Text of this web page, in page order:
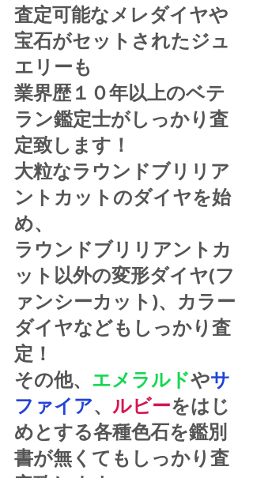
査定可能なメレダイヤや
宝石がセットされたジュ
エリーも
業界歴１０年以上のベテ
ラン鑑定士がしっかり査
定致します！
大粒なラウンドブリリア
ントカットのダイヤを始
め、
ラウンドブリリアントカ
ット以外の変形ダイヤ(フ
ァンシーカット)、カラー
ダイヤなどもしっかり査
定！
その他、 エメラルドやサ
ファイア、 ルビーをはじ
めとする各種色石を鑑別
書が無くてもしっかり査